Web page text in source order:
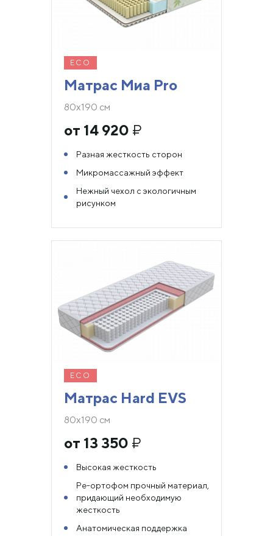
ECO
Матрас Миа Pro
80х190 см
от 14 920 ₽
Разная жесткость сторон
Микромассажный эффект
Нежный чехол с экологичным
рисунком
ECO
Матрас Hard EVS
80х190 см
от 13 350 ₽
Высокая жесткость
Ре-ортофом прочный материал,
придающий необходимую
жесткость
Анатомическая поддержка